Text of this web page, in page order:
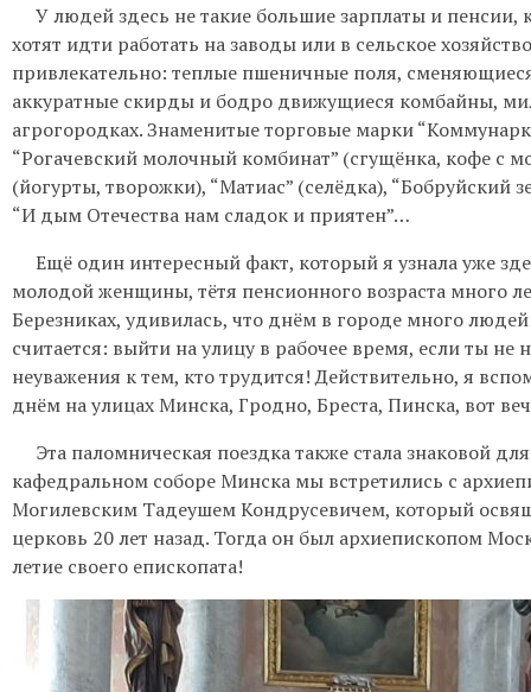
У людей здесь не такие большие зарплаты и пенсии,
хотят идти работать на заводы или в сельское
привлекательно: теплые пшеничные поля,
аккуратные скирды и бодро движущиеся комбайны,
агрогородках. Знаменитые торговые марки
“Рогачевский молочный комбинат” (сгущёнка, кофе с
(йогурты, творожки), “Матиас” (селёдка), “Бобруйский
“И дым Отечества нам сладок и приятен”…
Ещё один интересный факт, который я узнала уже
молодой женщины, тётя пенсионного возраста много
Березниках, удивилась, что днём в городе много
считается: выйти на улицу в рабочее время, если ты не
неуважения к тем, кто трудится! Действительно, я
днём на улицах Минска, Гродно, Бреста, Пинска, вот
Эта паломническая поездка также стала знаковой
кафедральном соборе Минска мы встретились с
Могилевским Тадеушем Кондрусевичем, который
церковь 20 лет назад. Тогда он был архиепископом
летие своего епископата!